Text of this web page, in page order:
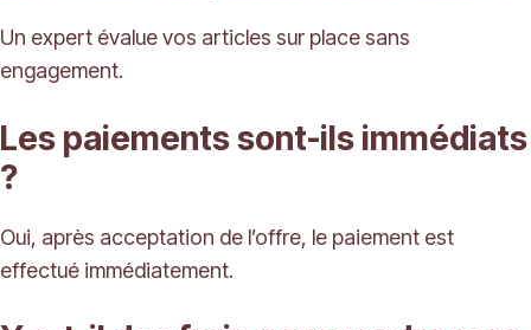
Un expert évalue vos articles sur place sans
engagement.
Les paiements sont-ils immédiats
?
Oui, après acceptation de l’offre, le paiement est
effectué immédiatement.